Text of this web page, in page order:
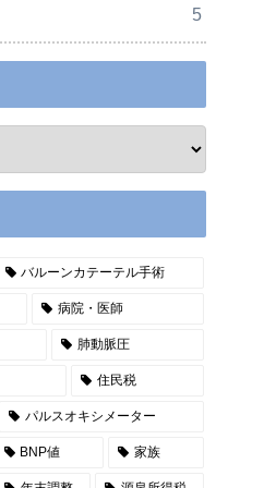
5
バルーンカテーテル手術
病院・医師
肺動脈圧
住民税
パルスオキシメーター
BNP値 家族